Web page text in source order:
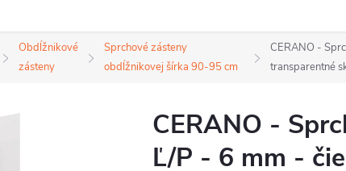
Obdĺžnikové
zásteny
Sprchové zásteny
obdĺžnikovej šírka 90-95 cm
CERANO -
transparentné
CERANO -
Ľ/P - 6 mm -